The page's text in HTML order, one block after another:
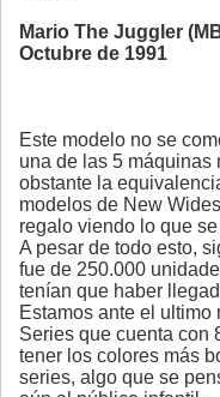
Mario The Juggler
Octubre de 1991
Este modelo no se
una de las 5 máquinas
obstante la
modelos de New
regalo viendo lo que
A pesar de todo esto,
fue de 250.000
tenían que haber
Estamos ante el
Series que cuenta con
tener los colores más
series, algo que se